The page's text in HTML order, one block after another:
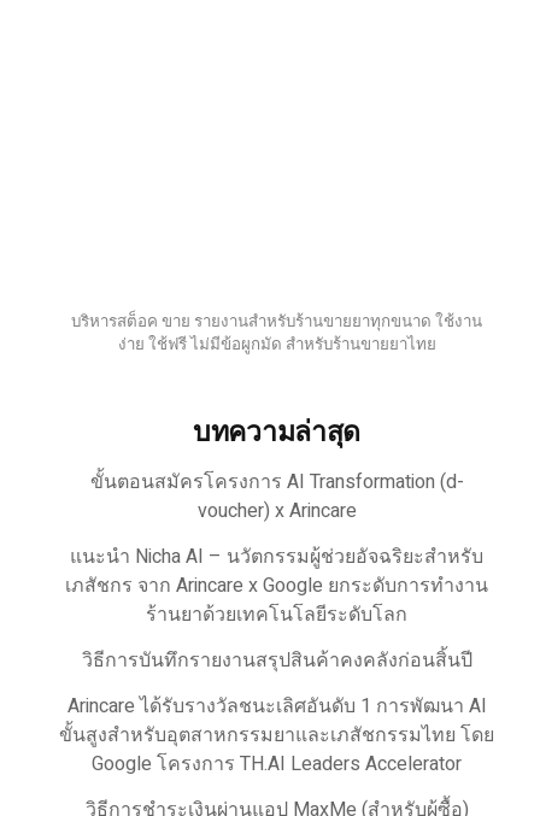
บริหารสต็อค ขาย รายงานสำหรับร้านขายยาทุกขนาด ใช้งาน
ง่าย ใช้ฟรี ไม่มีข้อผูกมัด สำหรับร้านขายยาไทย
บทความล่าสุด
ขั้นตอนสมัครโครงการ AI Transformation (d-
voucher) x Arincare
แนะนำ Nicha AI – นวัตกรรมผู้ช่วยอัจฉริยะสำหรับ
เภสัชกร จาก Arincare x Google ยกระดับการทำงาน
ร้านยาด้วยเทคโนโลยีระดับโลก
วิธีการบันทึกรายงานสรุปสินค้าคงคลังก่อนสิ้นปี
Arincare ได้รับรางวัลชนะเลิศอันดับ 1 การพัฒนา AI
ขั้นสูงสำหรับอุตสาหกรรมยาและเภสัชกรรมไทย โดย
Google โครงการ TH.AI Leaders Accelerator
วิธีการชำระเงินผ่านแอป MaxMe (สำหรับผู้ซื้อ)